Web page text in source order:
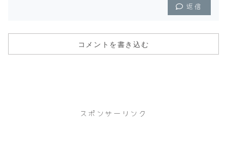
返信
コメントを書き込む
スポンサーリンク